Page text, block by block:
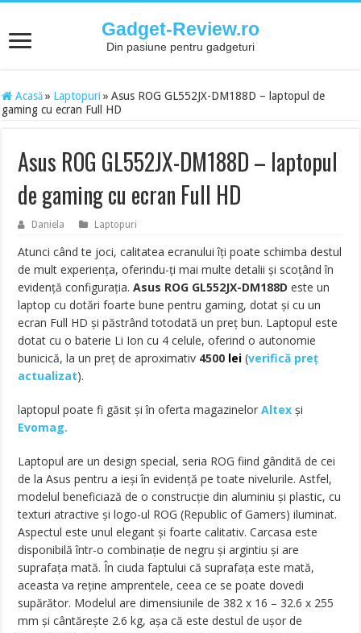
Gadget-Review.ro
Din pasiune pentru gadgeturi
Acasă » Laptopuri » Asus ROG GL552JX-DM188D – laptopul de
gaming cu ecran Full HD
Asus ROG GL552JX-DM188D – laptopul
de gaming cu ecran Full HD
Daniela Laptopuri
Atunci când te joci, calitatea ecranului îți poate schimba destul
de mult experiența, oferindu-ți mai multe detalii și scoțând în
evidență configurația.Asus ROG GL552JX-DM188D este un
laptop cu dotări foarte bune pentru gaming, dotat și cu un
ecran Full HD și păstrând totodată un preț bun. Laptopul este
dotat cu o baterie Li Ion cu 4 celule, oferind o autonomie
bunicică, la un preț de aproximativ 4500 lei (verifică preț
actualizat).
laptopul poate fi găsit și în oferta magazinelorAltex și
Evomag.
Laptopul are un design special, seria ROG fiind gândită de cei
de la Asus pentru a ieși în evidență pe toate nivelurile. Astfel,
modelul beneficiază de o construcție din aluminiu și plastic, cu
texturi atractive și logo-ul ROG (Republic of Gamers) iluminat.
Aspectul este unul elegant și foarte calitativ. Carcasa este
disponibilă într-o combinație de negru și argintiu și are
suprafața mată. În ciuda faptului că suprafața este mată,
aceasta va reține amprentele, ceea ce se poate dovedi
supărător. Modelul are dimensiunile de 382 x 16 – 32.6 x 255
mm și cântărește 2.6 kg, așa că este destul de ușor de